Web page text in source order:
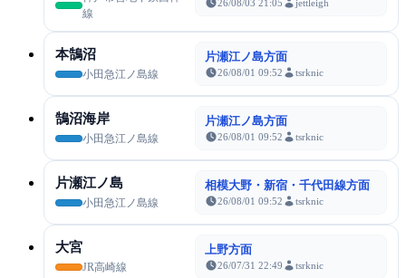
線
26/08/03 21:05 jettleigh
本鵠沼
小田急江ノ島線
片瀬江ノ島方面
26/08/01 09:52 tsrknic
鵠沼海岸
小田急江ノ島線
片瀬江ノ島方面
26/08/01 09:52 tsrknic
片瀬江ノ島
小田急江ノ島線
相模大野・新宿・千代田線方面
26/08/01 09:52 tsrknic
大宮
JR高崎線
上野方面
26/07/31 22:49 tsrknic